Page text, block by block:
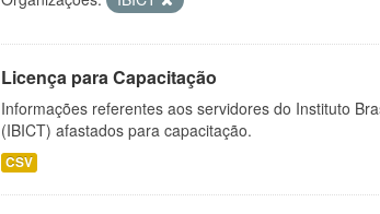
Licença para Capacitação
Informações referentes aos servidores do Instituto
(IBICT) afastados para capacitação.
CSV